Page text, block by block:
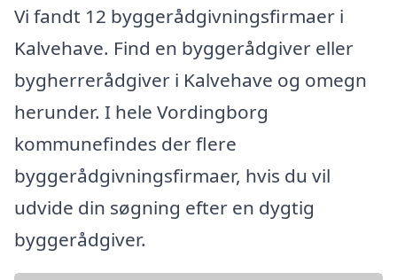
Vi fandt 12 byggerådgivningsfirmaer i
Kalvehave. Find en byggerådgiver eller
bygherrerådgiver i Kalvehave og omegn
herunder. I hele Vordingborg
kommunefindes der flere
byggerådgivningsfirmaer, hvis du vil
udvide din søgning efter en dygtig
byggerådgiver.